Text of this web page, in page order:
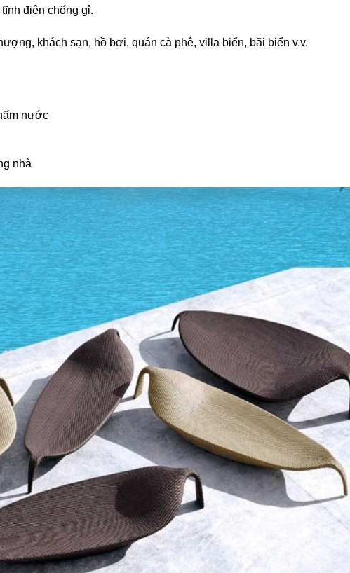
điện chống gỉ.
khách sạn, hồ bơi, quán cà phê, villa biển, bãi biển v.v.
nước
nhà